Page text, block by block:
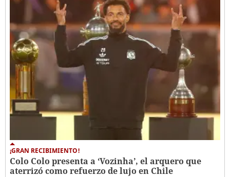
¡GRAN RECIBIMIENTO!
Colo Colo presenta a ‘Vozinha’, el arquero que
aterrizó como refuerzo de lujo en Chile